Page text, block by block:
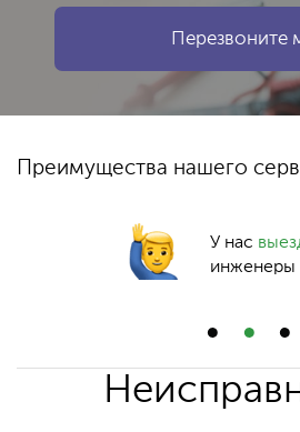
Преимущества нашего
У нас
инженеры